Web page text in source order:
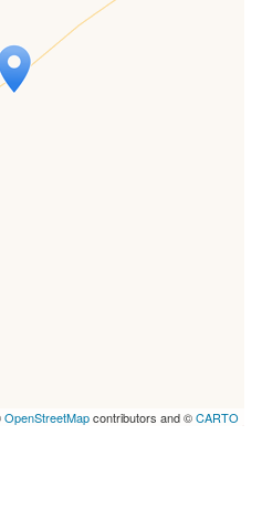
wird geladen …
nachdem deine
geladen wurde,
Dateien.
OpenStreetMapcontributors and ©CARTO